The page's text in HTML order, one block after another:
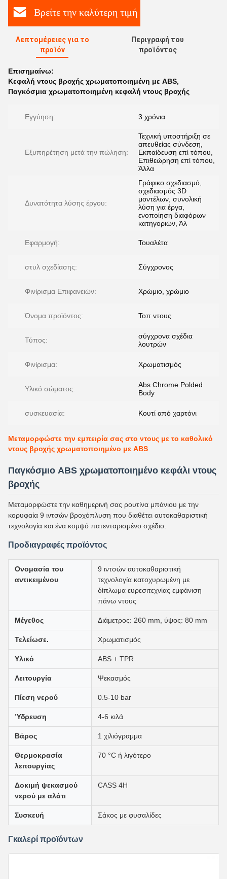
Βρείτε την καλύτερη τιμή
Λεπτομέρειες για το
προϊόν
Περιγραφή του
προϊόντος
Επισημαίνω:
Κεφαλή ντους βροχής χρωματοποιημένη με ABS,
Παγκόσμια χρωματοποιημένη κεφαλή ντους βροχής
Εγγύηση: 3 χρόνια
Εξυπηρέτηση μετά την πώληση:
Τεχνική υποστήριξη σε
απευθείας σύνδεση,
Εκπαίδευση επί τόπου,
Επιθεώρηση επί τόπου,
Άλλα
Δυνατότητα λύσης έργου:
Γράφικο σχεδιασμό,
σχεδιασμός 3D
μοντέλων, συνολική
λύση για έργα,
ενοποίηση διαφόρων
κατηγοριών, Άλ
Εφαρμογή: Τουαλέτα
στυλ σχεδίασης: Σύγχρονος
Φινίρισμα Επιφανειών: Χρώμιο, χρώμιο
Όνομα προϊόντος: Τοπ ντους
Τύπος:
σύγχρονα σχέδια
λουτρών
Φινίρισμα: Χρωματισμός
Υλικό σώματος:
Abs Chrome Polded
Body
συσκευασία: Κουτί από χαρτόνι
Μεταμορφώστε την εμπειρία σας στο ντους με το καθολικό
ντους βροχής χρωματοποιημένο με ABS
Παγκόσμιο ABS χρωματοποιημένο κεφάλι ντους
βροχής
Μεταμορφώστε την καθημερινή σας ρουτίνα μπάνιου με την
κορυφαία 9 ιντσών βροχόπλυση που διαθέτει αυτοκαθαριστική
τεχνολογία και ένα κομψό πατενταρισμένο σχέδιο.
Προδιαγραφές προϊόντος
Ονομασία του
αντικειμένου
9 ιντσών αυτοκαθαριστική
τεχνολογία κατοχυρωμένη με
δίπλωμα ευρεσιτεχνίας εμφάνιση
πάνω ντους
Μέγεθος Διάμετρος: 260 mm, ύψος: 80 mm
Τελείωσε. Χρωματισμός
Υλικό ABS + TPR
Λειτουργία Ψεκασμός
Πίεση νερού 0.5-10 bar
Ύδρευση 4-6 κιλά
Βάρος 1 χιλιόγραμμα
Θερμοκρασία
λειτουργίας
70 °C ή λιγότερο
Δοκιμή ψεκασμού
νερού με αλάτι
CASS 4H
Συσκευή Σάκος με φυσαλίδες
Γκαλερί προϊόντων